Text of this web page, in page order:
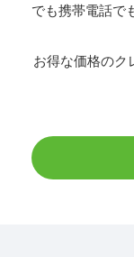
でも携帯電話で
お得な価格のク